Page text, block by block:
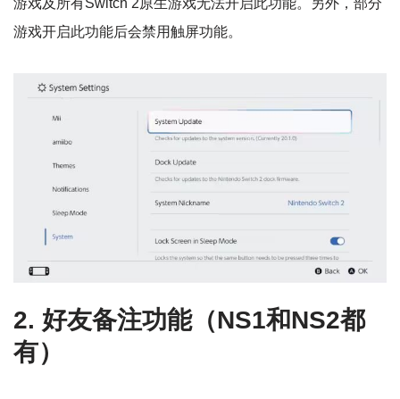
游戏开启此功能后会禁用触屏功能。
2. 好友备注功能（NS1和NS2都
有）